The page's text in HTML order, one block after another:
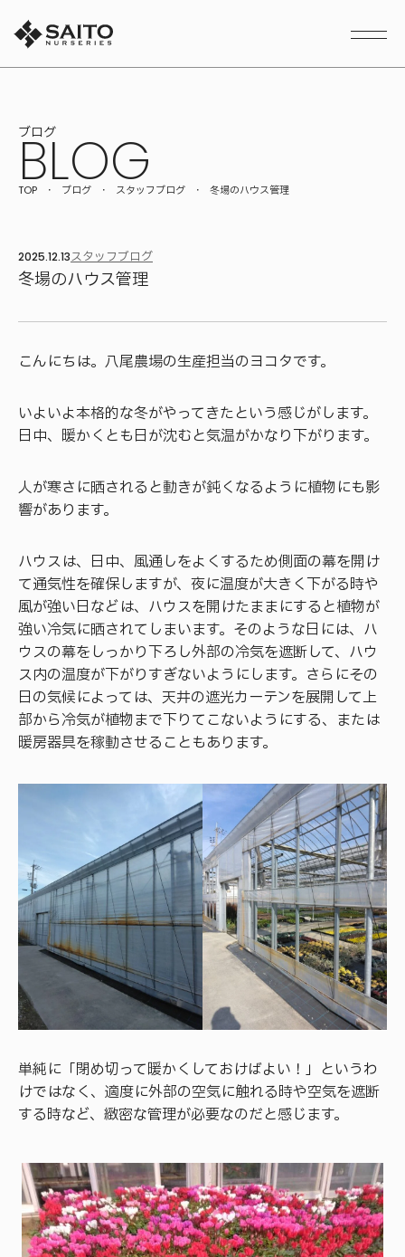
メニ
ブログ
BLOG
TOP ブログ スタッフブログ 冬場のハウス管理
冬場のハウス管理
2025.12.13スタッフブログ
こんにちは。八尾農場の生産担当のヨコタです。
いよいよ本格的な冬がやってきたという感じがします。
日中、暖かくとも日が沈むと気温がかなり下がります。
人が寒さに晒されると動きが鈍くなるように植物にも影
響があります。
ハウスは、日中、風通しをよくするため側面の幕を開け
て通気性を確保しますが、夜に温度が大きく下がる時や
風が強い日などは、ハウスを開けたままにすると植物が
強い冷気に晒されてしまいます。そのような日には、ハ
ウスの幕をしっかり下ろし外部の冷気を遮断して、ハウ
ス内の温度が下がりすぎないようにします。さらにその
日の気候によっては、天井の遮光カーテンを展開して上
部から冷気が植物まで下りてこないようにする、または
暖房器具を稼動させることもあります。
単純に「閉め切って暖かくしておけばよい！」というわ
けではなく、適度に外部の空気に触れる時や空気を遮断
する時など、緻密な管理が必要なのだと感じます。